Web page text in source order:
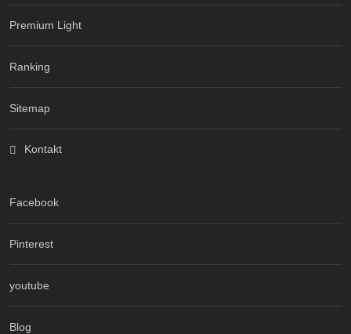
Premium Light
Ranking
Sitemap
Kontakt
Facebook
Pinterest
youtube
Blog